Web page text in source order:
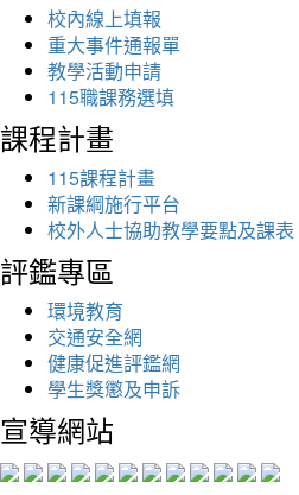
校內線上填報
重大事件通報單
教學活動申請
115職課務選填
課程計畫
115課程計畫
新課綱施行平台
校外人士協助教學要點及課表
評鑑專區
環境教育
交通安全網
健康促進評鑑網
學生獎懲及申訴
宣導網站